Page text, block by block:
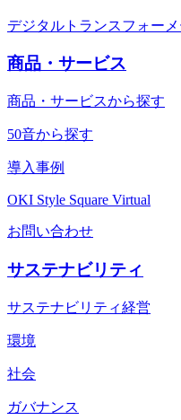
デジタルトランスフォーメ
商品・サービス
商品・サービスから探す
50音から探す
導入事例
OKI Style Square Virtual
お問い合わせ
サステナビリティ
サステナビリティ経営
環境
社会
ガバナンス